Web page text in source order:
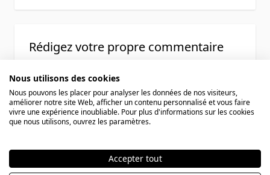
Rédigez votre propre commentaire
personnalisé - 1535
Votre évaluation:
Pseudo
Nous utilisons des cookies
Nous pouvons les placer pour analyser les données de nos visiteurs,
améliorer notre site Web, afficher un contenu personnalisé et vous faire
vivre une expérience inoubliable. Pour plus d'informations sur les cookies
que nous utilisons, ouvrez les paramètres.
Accepter tout